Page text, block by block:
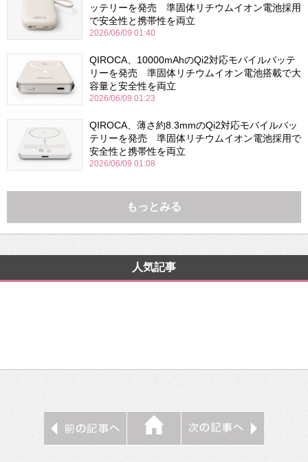
ッテリーを発売 準固体リチウムイオン電池採用
で安全性と携帯性を両立
2026/06/09 01:40
QIROCA、10000mAhのQi2対応モバイルバッテ
リーを発売 準固体リチウムイオン電池搭載で大
容量と安全性を両立
2026/06/09 01:23
QIROCA、薄さ約8.3mmのQi2対応モバイルバッ
テリーを発売 準固体リチウムイオン電池採用で
安全性と携帯性を両立
2026/06/09 01:08
もっとみる
人気記事